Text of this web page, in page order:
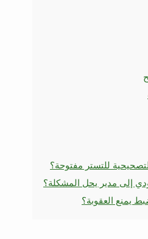
للتستر مفتوحة؟
إلى مدير يحل المشكلة؟
يمنع العقوبة؟